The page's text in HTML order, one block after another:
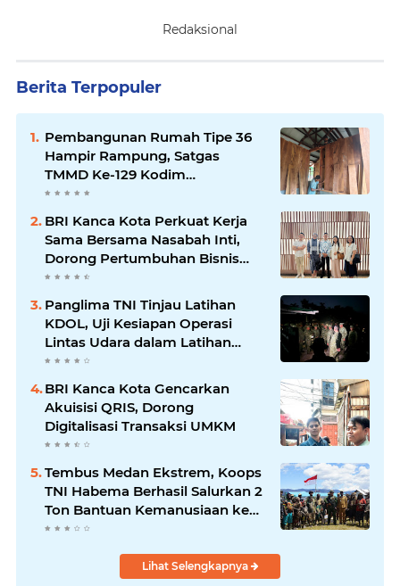
Redaksional
Berita Terpopuler
Pembangunan Rumah Tipe 36
Hampir Rampung, Satgas
TMMD Ke-129 Kodim
1807/Sorong Selatan Wujudkan
Hunian Layak bagi Warga
BRI Kanca Kota Perkuat Kerja
Sama Bersama Nasabah Inti,
Dorong Pertumbuhan Bisnis
Berkelanjutan
Panglima TNI Tinjau Latihan
KDOL, Uji Kesiapan Operasi
Lintas Udara dalam Latihan
Terintegrasi TNI 2026
BRI Kanca Kota Gencarkan
Akuisisi QRIS, Dorong
Digitalisasi Transaksi UMKM
Tembus Medan Ekstrem, Koops
TNI Habema Berhasil Salurkan 2
Ton Bantuan Kemanusiaan ke
Tiga Distrik di Kabupaten
Lihat Selengkapnya